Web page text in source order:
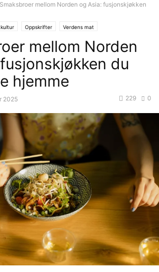
Smaksbroer mellom Norden og Asia: fusjonskjøkken
Oppskrifter Verdens mat
mellom Norden
du
hjemme
2025 0
229